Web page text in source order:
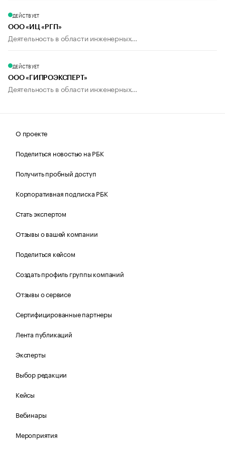
ДЕЙСТВУЕТ
ООО «ИЦ «РГП»
Деятельность в области инженерных...
ДЕЙСТВУЕТ
ООО «ГИПРОЭКСПЕРТ»
Деятельность в области инженерных...
О проекте
Поделиться новостью на РБК
Получить пробный доступ
Корпоративная подписка РБК
Стать экспертом
Отзывы о вашей компании
Поделиться кейсом
Создать профиль группы компаний
Отзывы о сервисе
Сертифицированные партнеры
Лента публикаций
Эксперты
Выбор редакции
Кейсы
Вебинары
Мероприятия